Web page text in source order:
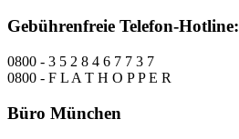
Gebührenfreie Telefon-Hotline:
0800 - 3 5 2 8 4 6 7 7 3 7
0800 - F L A T H O P P E R
Büro München